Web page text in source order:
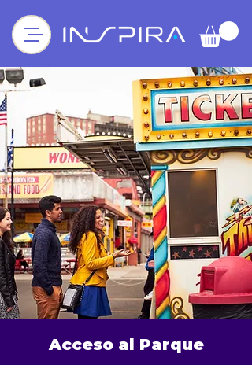
Acceso al Parque